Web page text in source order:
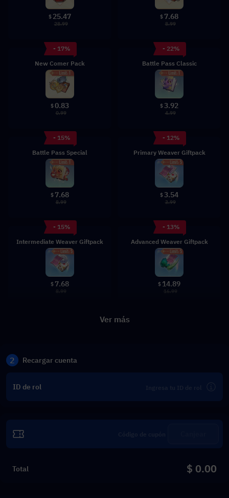
$ 25.47
28.99
$ 7.68
8.99
- 17%
New Comer Pack
$0.83
0.99
- 22%
Battle Pass Classic
$3.92
4.99
- 15%
Battle Pass Special
$ 7.68
8.99
- 12%
Primary Weaver Giftpack
$3.54
3.99
- 15%
Intermediate Weaver Giftpack
$ 7.68
8.99
- 13%
Advanced Weaver Giftpack
$ 14.89
16.99
Ver más
2 Recargar cuenta
ID de rol
Total $ 0.00